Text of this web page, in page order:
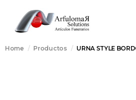
Home Productos URNA STYLE